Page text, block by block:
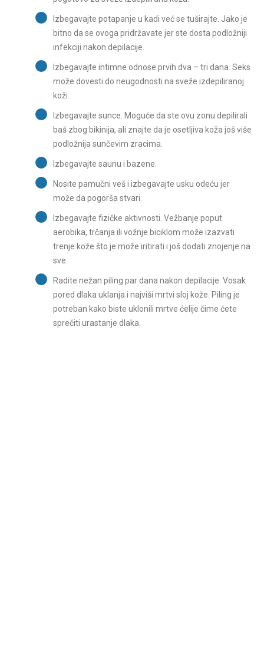
Izbegavajte potapanje u kadi već se tuširajte. Jako je
bitno da se ovoga pridržavate jer ste dosta podložniji
infekciji nakon depilacije.
Izbegavajte intimne odnose prvih dva – tri dana. Seks
može dovesti do neugodnosti na sveže izdepiliranoj
koži.
Izbegavajte sunce. Moguće da ste ovu zonu depilirali
baš zbog bikinija, ali znajte da je osetljiva koža još više
podložnija sunčevim zracima.
Izbegavajte saunu i bazene.
Nosite pamučni veš i izbegavajte usku odeću jer
može da pogorša stvari.
Izbegavajte fizičke aktivnosti. Vežbanje poput
aerobika, trčanja ili vožnje biciklom može izazvati
trenje kože što je može iritirati i još dodati znojenje na
sve.
Radite nežan piling par dana nakon depilacije. Vosak
pored dlaka uklanja i najviši mrtvi sloj kože. Piling je
potreban kako biste uklonili mrtve ćelije čime ćete
sprečiti urastanje dlaka.